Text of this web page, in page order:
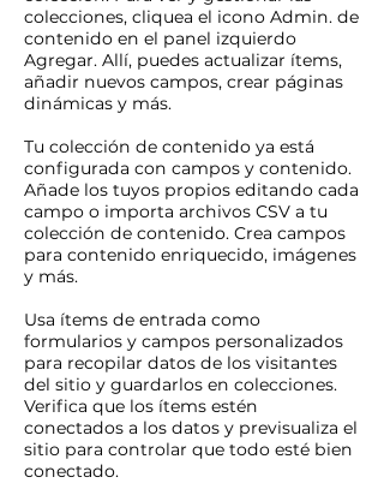
colecciones, cliquea el icono Admin. de
contenido en el panel izquierdo
Agregar. Allí, puedes actualizar ítems,
añadir nuevos campos, crear páginas
dinámicas y más.
Tu colección de contenido ya está
configurada con campos y contenido.
Añade los tuyos propios editando cada
campo o importa archivos CSV a tu
colección de contenido. Crea campos
para contenido enriquecido, imágenes
y más.
Usa ítems de entrada como
formularios y campos personalizados
para recopilar datos de los visitantes
del sitio y guardarlos en colecciones.
Verifica que los ítems estén
conectados a los datos y previsualiza el
sitio para controlar que todo esté bien
conectado.